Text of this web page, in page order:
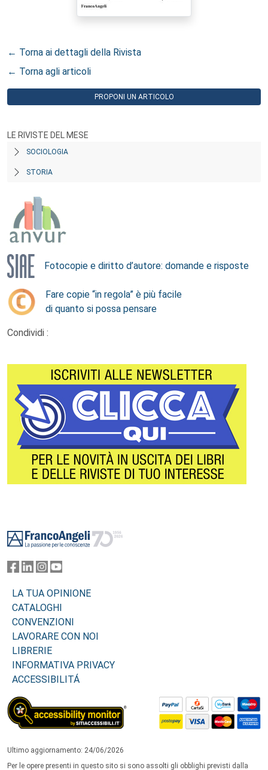
← Torna ai dettagli della Rivista
← Torna agli articoli
PROPONI UN ARTICOLO
LE RIVISTE DEL MESE
SOCIOLOGIA
STORIA
Fotocopie e diritto d’autore: domande e risposte
Fare copie “in regola” è più facile
di quanto si possa pensare
Condividi :
LA TUA OPINIONE
CATALOGHI
CONVENZIONI
LAVORARE CON NOI
LIBRERIE
INFORMATIVA PRIVACY
ACCESSIBILITÁ
Ultimo aggiornamento: 24/06/2026
Per le opere presenti in questo sito si sono assolti gli obblighi previsti dalla